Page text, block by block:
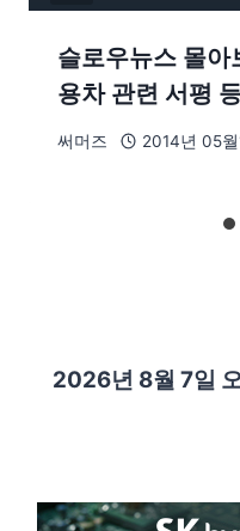
슬로우뉴스 몰아
용차 관련 서평
써머즈 2014년 05
2026년 8월 7일